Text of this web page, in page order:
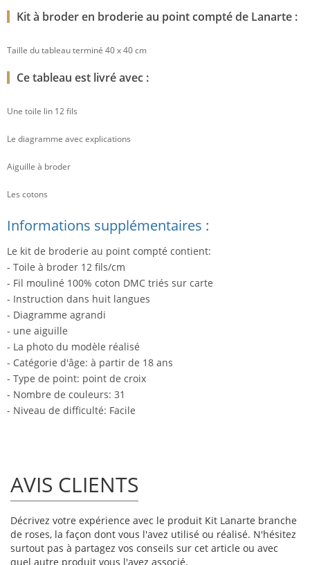
Kit à broder en broderie au point compté de Lanarte :
Taille du tableau terminé 40 x 40 cm
Ce tableau est livré avec :
Une toile lin 12 fils
Le diagramme avec explications
Aiguille à broder
Les cotons
Informations supplémentaires :
Le kit de broderie au point compté contient:
- Toile à broder 12 fils/cm
- Fil mouliné 100% coton DMC triés sur carte
- Instruction dans huit langues
- Diagramme agrandi
- une aiguille
- La photo du modèle réalisé
- Catégorie d'âge: à partir de 18 ans
- Type de point: point de croix
- Nombre de couleurs: 31
- Niveau de difficulté: Facile
AVIS CLIENTS
Décrivez votre expérience avec le produit Kit Lanarte branche
de roses, la façon dont vous l'avez utilisé ou réalisé. N'hésitez
surtout pas à partagez vos conseils sur cet article ou avec
quel autre produit vous l'avez associé.